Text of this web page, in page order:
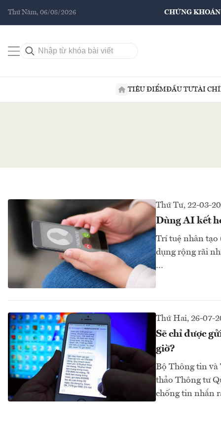
Thứ Năm, 06/08/2026 CHỨNG KHOÁN
TIÊU ĐIỂMĐẦU TƯTÀI
Thứ Tư, 22-03-
Dùng AI kết
Trí tuệ nhân tạo
dụng rộng rãi
…
Thứ Hai, 26-07-
Sẽ chỉ được
giờ?
Bộ Thông tin và
thảo Thông tư
chống tin nhắn